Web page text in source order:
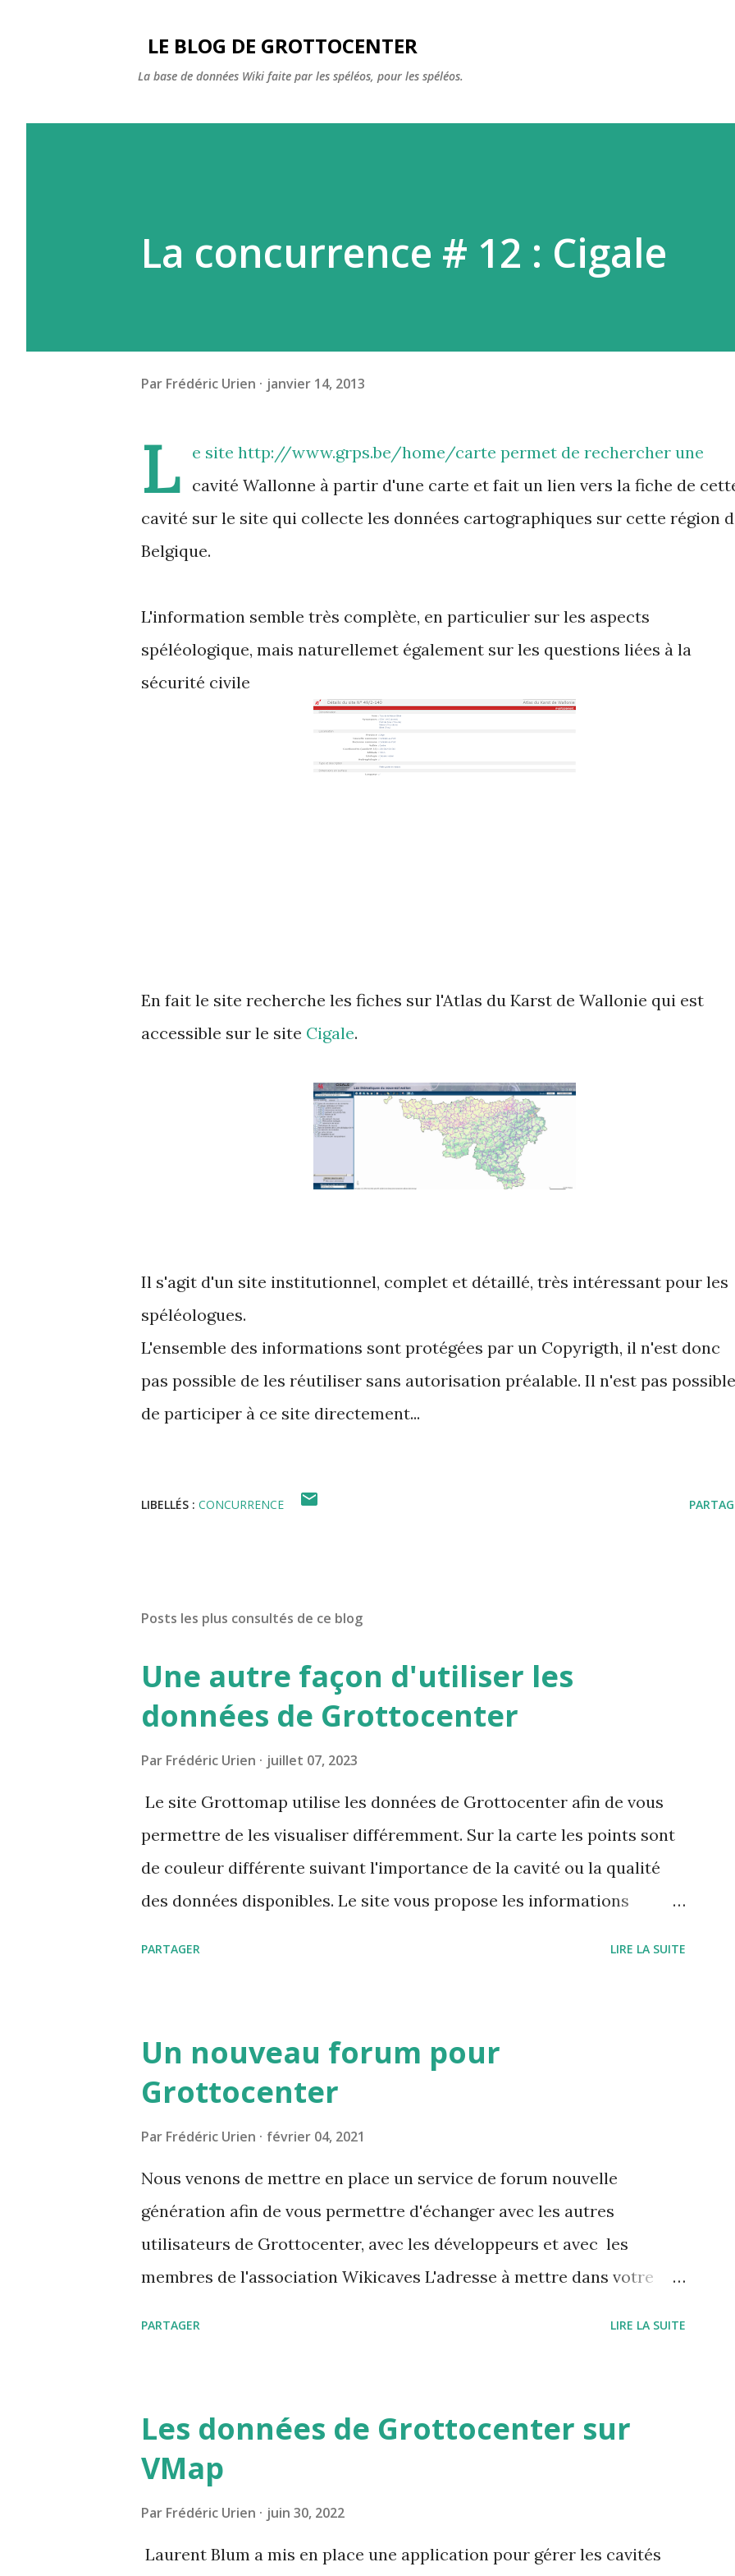
LE BLOG DE GROTTOCENTER
La base de données Wiki faite par les spéléos, pour les spéléos.
La concurrence # 12 : Cigale
Par Frédéric Urien janvier 14, 2013
L e site http://www.grps.be/home/carte permet de rechercher une
cavité Wallonne à partir d'une carte et fait un lien vers la fiche de
cavité sur le site qui collecte les données cartographiques sur cette région
Belgique.
L'information semble très complète, en particulier sur les aspects
spéléologique, mais naturellemet également sur les questions liées à la
sécurité civile
En fait le site recherche les fiches sur l'Atlas du Karst de Wallonie qui est
accessible sur le site Cigale.
Il s'agit d'un site institutionnel, complet et détaillé, très intéressant pour les
spéléologues.
L'ensemble des informations sont protégées par un Copyrigth, il n'est donc
pas possible de les réutiliser sans autorisation préalable. Il n'est pas possible
de participer à ce site directement...
LIBELLÉS : CONCURRENCE
Posts les plus consultés de ce blog
Une autre façon d'utiliser les
données de Grottocenter
Par Frédéric Urien juillet 07, 2023
Le site Grottomap utilise les données de Grottocenter afin de vous
permettre de les visualiser différemment. Sur la carte les points sont
de couleur différente suivant l'importance de la cavité ou la qualité
des données disponibles. Le site vous propose les informations
PARTAGER LIRE LA SUITE
Un nouveau forum pour
Grottocenter
Par Frédéric Urien février 04, 2021
Nous venons de mettre en place un service de forum nouvelle
génération afin de vous permettre d'échanger avec les autres
utilisateurs de Grottocenter, avec les développeurs et avec les
membres de l'association Wikicaves L'adresse à mettre dans votre
PARTAGER LIRE LA SUITE
Les données de Grottocenter sur
VMap
Par Frédéric Urien juin 30, 2022
Laurent Blum a mis en place une application pour gérer les cavités